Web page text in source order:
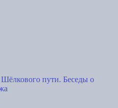
пути. Беседы о